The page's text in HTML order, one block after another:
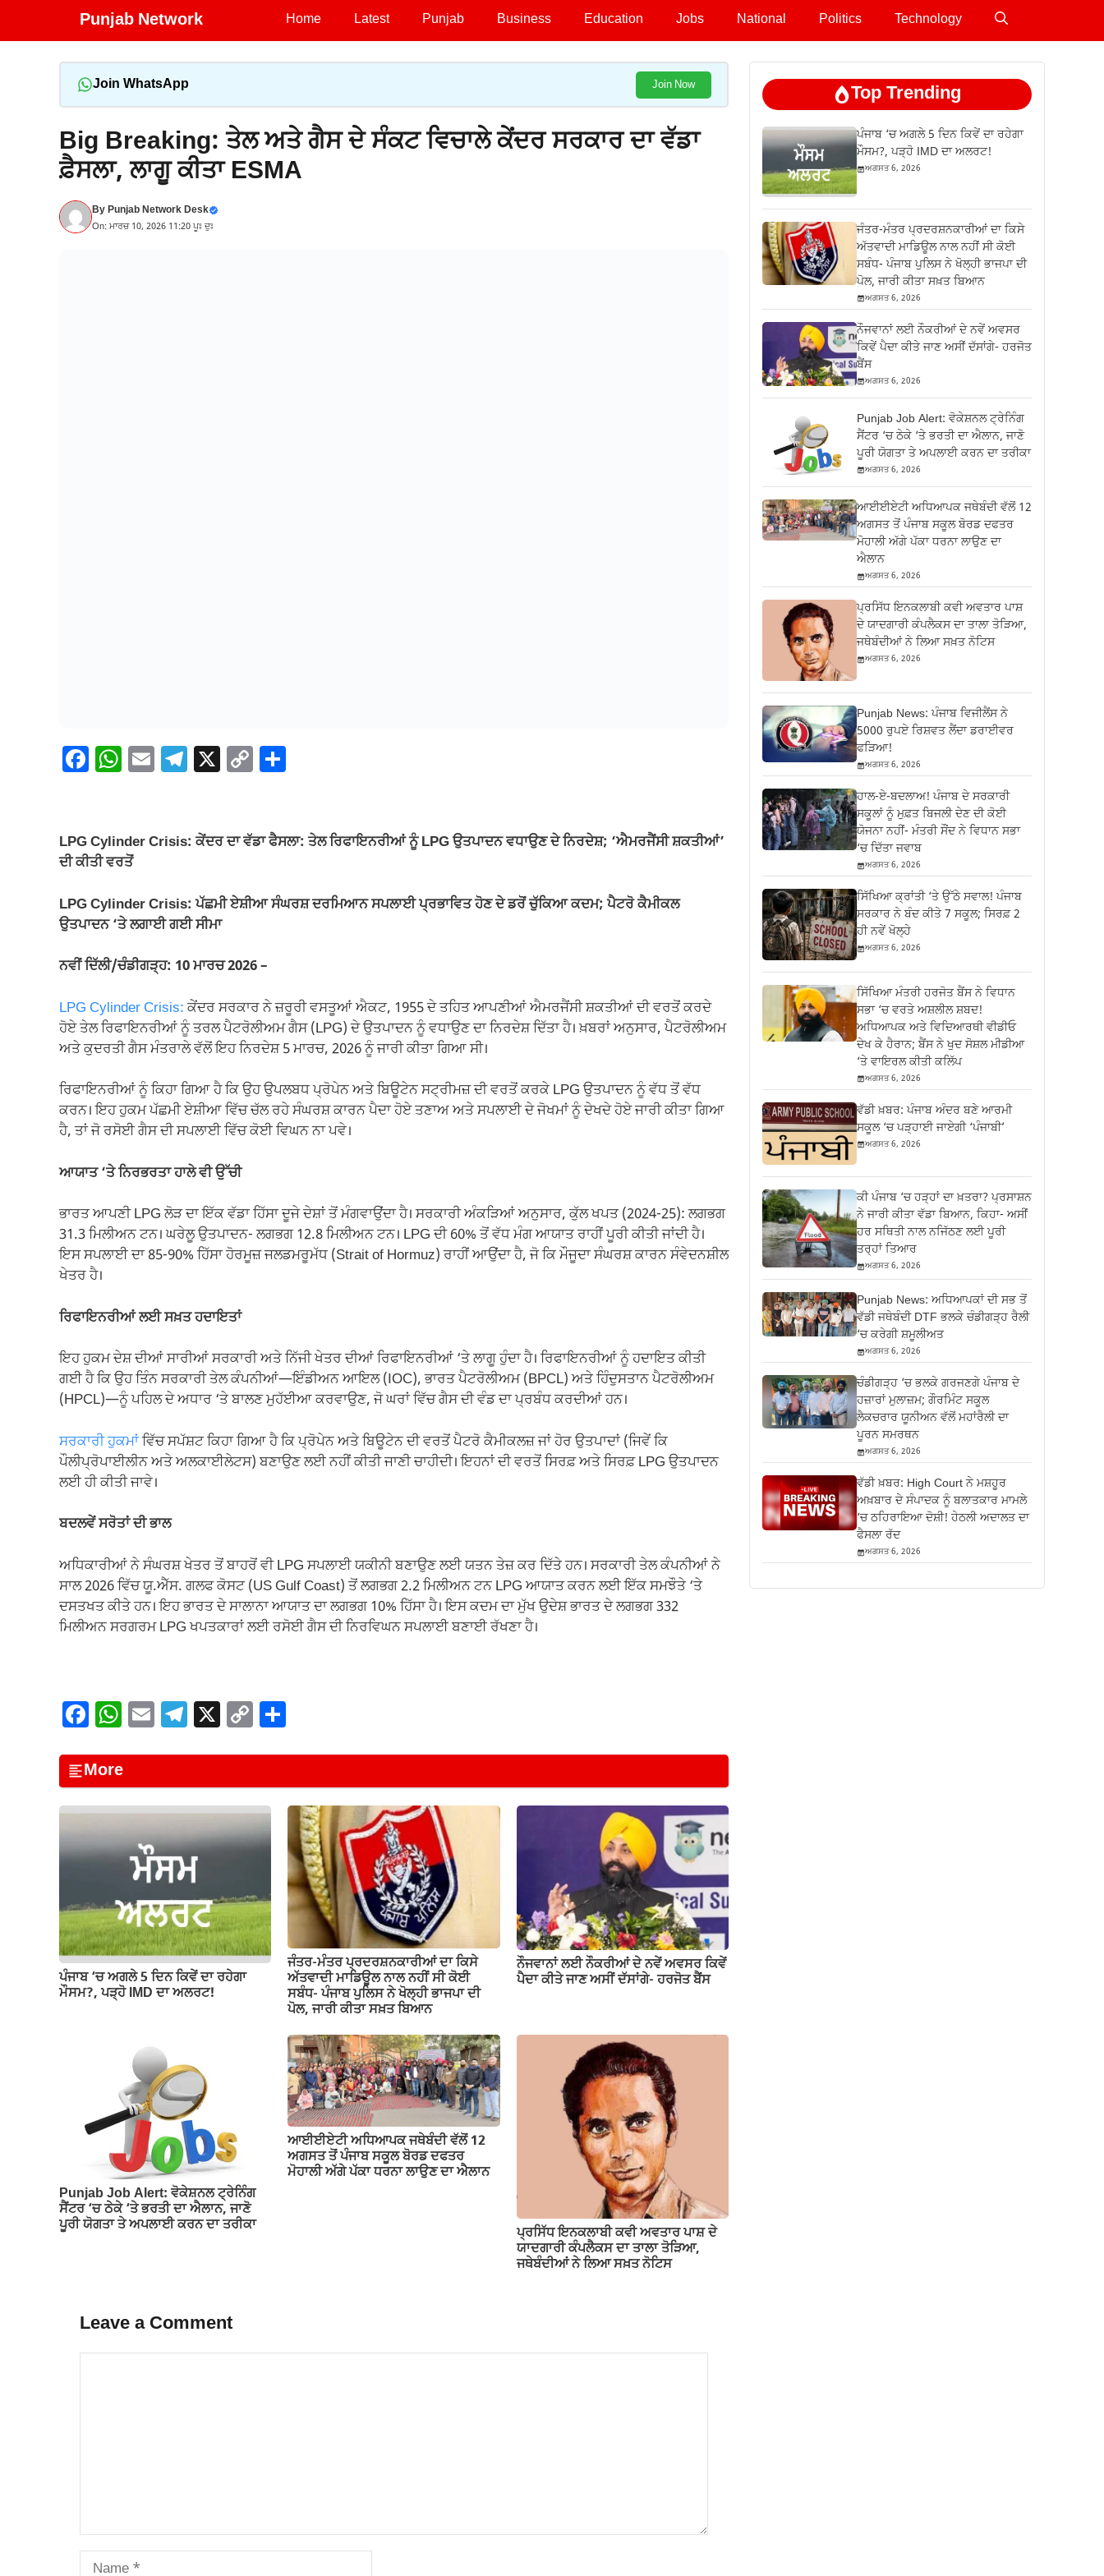
Punjab Network Home Latest Punjab Business Education Jobs National Politics Technology
Join WhatsApp Join Now
Big Breaking: ਤੇਲ ਅਤੇ ਗੈਸ ਦੇ ਸੰਕਟ ਵਿਚਾਲੇ ਕੇਂਦਰ ਸਰਕਾਰ ਦਾ ਵੱਡਾ
ਫ਼ੈਸਲਾ, ਲਾਗੂ ਕੀਤਾ ESMA
ByPunjab Network Desk
On: ਮਾਰਚ 10, 2026 11:20 ਪੂਃ ਦੁਃ
F
e
b
o
o
W
s
A
p
p
E T
gr
m
X C
y
n
k
e
LPG Cylinder Crisis: ਕੇਂਦਰ ਦਾ ਵੱਡਾ ਫੈਸਲਾ: ਤੇਲ ਰਿਫਾਇਨਰੀਆਂ ਨੂੰ LPG ਉਤਪਾਦਨ ਵਧਾਉਣ ਦੇ ਨਿਰਦੇਸ਼; ‘ਐਮਰਜੈਂਸੀ ਸ਼ਕਤੀਆਂ’
ਦੀ ਕੀਤੀ ਵਰਤੋਂ
LPG Cylinder Crisis: ਪੱਛਮੀ ਏਸ਼ੀਆ ਸੰਘਰਸ਼ ਦਰਮਿਆਨ ਸਪਲਾਈ ਪ੍ਰਭਾਵਿਤ ਹੋਣ ਦੇ ਡਰੋਂ ਚੁੱਕਿਆ ਕਦਮ; ਪੈਟਰੋ ਕੈਮੀਕਲ
ਉਤਪਾਦਨ ‘ਤੇ ਲਗਾਈ ਗਈ ਸੀਮਾ
ਨਵੀਂ ਦਿੱਲੀ/ਚੰਡੀਗੜ੍ਹ: 10 ਮਾਰਚ 2026 –
LPG Cylinder Crisis:ਕੇਂਦਰ ਸਰਕਾਰ ਨੇ ਜ਼ਰੂਰੀ ਵਸਤੂਆਂ ਐਕਟ, 1955 ਦੇ ਤਹਿਤ ਆਪਣੀਆਂ ਐਮਰਜੈਂਸੀ ਸ਼ਕਤੀਆਂ ਦੀ ਵਰਤੋਂ ਕਰਦੇ
ਹੋਏ ਤੇਲ ਰਿਫਾਇਨਰੀਆਂ ਨੂੰ ਤਰਲ ਪੈਟਰੋਲੀਅਮ ਗੈਸ (LPG) ਦੇ ਉਤਪਾਦਨ ਨੂੰ ਵਧਾਉਣ ਦਾ ਨਿਰਦੇਸ਼ ਦਿੱਤਾ ਹੈ। ਖ਼ਬਰਾਂ ਅਨੁਸਾਰ, ਪੈਟਰੋਲੀਅਮ
ਅਤੇ ਕੁਦਰਤੀ ਗੈਸ ਮੰਤਰਾਲੇ ਵੱਲੋਂ ਇਹ ਨਿਰਦੇਸ਼ 5 ਮਾਰਚ, 2026 ਨੂੰ ਜਾਰੀ ਕੀਤਾ ਗਿਆ ਸੀ।
ਰਿਫਾਇਨਰੀਆਂ ਨੂੰ ਕਿਹਾ ਗਿਆ ਹੈ ਕਿ ਉਹ ਉਪਲਬਧ ਪ੍ਰੋਪੇਨ ਅਤੇ ਬਿਊਟੇਨ ਸਟ੍ਰੀਮਜ਼ ਦੀ ਵਰਤੋਂ ਕਰਕੇ LPG ਉਤਪਾਦਨ ਨੂੰ ਵੱਧ ਤੋਂ ਵੱਧ
ਕਰਨ। ਇਹ ਹੁਕਮ ਪੱਛਮੀ ਏਸ਼ੀਆ ਵਿੱਚ ਚੱਲ ਰਹੇ ਸੰਘਰਸ਼ ਕਾਰਨ ਪੈਦਾ ਹੋਏ ਤਣਾਅ ਅਤੇ ਸਪਲਾਈ ਦੇ ਜੋਖਮਾਂ ਨੂੰ ਦੇਖਦੇ ਹੋਏ ਜਾਰੀ ਕੀਤਾ ਗਿਆ
ਹੈ, ਤਾਂ ਜੋ ਰਸੋਈ ਗੈਸ ਦੀ ਸਪਲਾਈ ਵਿੱਚ ਕੋਈ ਵਿਘਨ ਨਾ ਪਵੇ।
ਆਯਾਤ ‘ਤੇ ਨਿਰਭਰਤਾ ਹਾਲੇ ਵੀ ਉੱਚੀ
ਭਾਰਤ ਆਪਣੀ LPG ਲੋੜ ਦਾ ਇੱਕ ਵੱਡਾ ਹਿੱਸਾ ਦੂਜੇ ਦੇਸ਼ਾਂ ਤੋਂ ਮੰਗਵਾਉਂਦਾ ਹੈ। ਸਰਕਾਰੀ ਅੰਕੜਿਆਂ ਅਨੁਸਾਰ, ਕੁੱਲ ਖਪਤ (2024-25): ਲਗਭਗ
31.3 ਮਿਲੀਅਨ ਟਨ। ਘਰੇਲੂ ਉਤਪਾਦਨ- ਲਗਭਗ 12.8 ਮਿਲੀਅਨ ਟਨ। LPG ਦੀ 60% ਤੋਂ ਵੱਧ ਮੰਗ ਆਯਾਤ ਰਾਹੀਂ ਪੂਰੀ ਕੀਤੀ ਜਾਂਦੀ ਹੈ।
ਇਸ ਸਪਲਾਈ ਦਾ 85-90% ਹਿੱਸਾ ਹੋਰਮੂਜ਼ ਜਲਡਮਰੂਮੱਧ (Strait of Hormuz) ਰਾਹੀਂ ਆਉਂਦਾ ਹੈ, ਜੋ ਕਿ ਮੌਜੂਦਾ ਸੰਘਰਸ਼ ਕਾਰਨ ਸੰਵੇਦਨਸ਼ੀਲ
ਖੇਤਰ ਹੈ।
ਰਿਫਾਇਨਰੀਆਂ ਲਈ ਸਖ਼ਤ ਹਦਾਇਤਾਂ
ਇਹ ਹੁਕਮ ਦੇਸ਼ ਦੀਆਂ ਸਾਰੀਆਂ ਸਰਕਾਰੀ ਅਤੇ ਨਿੱਜੀ ਖੇਤਰ ਦੀਆਂ ਰਿਫਾਇਨਰੀਆਂ ‘ਤੇ ਲਾਗੂ ਹੁੰਦਾ ਹੈ। ਰਿਫਾਇਨਰੀਆਂ ਨੂੰ ਹਦਾਇਤ ਕੀਤੀ
ਗਈ ਹੈ ਕਿ ਉਹ ਤਿੰਨ ਸਰਕਾਰੀ ਤੇਲ ਕੰਪਨੀਆਂ—ਇੰਡੀਅਨ ਆਇਲ (IOC), ਭਾਰਤ ਪੈਟਰੋਲੀਅਮ (BPCL) ਅਤੇ ਹਿੰਦੁਸਤਾਨ ਪੈਟਰੋਲੀਅਮ
(HPCL)—ਨੂੰ ਪਹਿਲ ਦੇ ਅਧਾਰ ‘ਤੇ ਬਾਲਣ ਮੁਹੱਈਆ ਕਰਵਾਉਣ, ਜੋ ਘਰਾਂ ਵਿੱਚ ਗੈਸ ਦੀ ਵੰਡ ਦਾ ਪ੍ਰਬੰਧ ਕਰਦੀਆਂ ਹਨ।
ਸਰਕਾਰੀ ਹੁਕਮਾਂਵਿੱਚ ਸਪੱਸ਼ਟ ਕਿਹਾ ਗਿਆ ਹੈ ਕਿ ਪ੍ਰੋਪੇਨ ਅਤੇ ਬਿਊਟੇਨ ਦੀ ਵਰਤੋਂ ਪੈਟਰੋ ਕੈਮੀਕਲਜ਼ ਜਾਂ ਹੋਰ ਉਤਪਾਦਾਂ (ਜਿਵੇਂ ਕਿ
ਪੌਲੀਪ੍ਰੋਪਾਈਲੀਨ ਅਤੇ ਅਲਕਾਈਲੇਟਸ) ਬਣਾਉਣ ਲਈ ਨਹੀਂ ਕੀਤੀ ਜਾਣੀ ਚਾਹੀਦੀ। ਇਹਨਾਂ ਦੀ ਵਰਤੋਂ ਸਿਰਫ਼ ਅਤੇ ਸਿਰਫ਼ LPG ਉਤਪਾਦਨ
ਲਈ ਹੀ ਕੀਤੀ ਜਾਵੇ।
ਬਦਲਵੇਂ ਸਰੋਤਾਂ ਦੀ ਭਾਲ
ਅਧਿਕਾਰੀਆਂ ਨੇ ਸੰਘਰਸ਼ ਖੇਤਰ ਤੋਂ ਬਾਹਰੋਂ ਵੀ LPG ਸਪਲਾਈ ਯਕੀਨੀ ਬਣਾਉਣ ਲਈ ਯਤਨ ਤੇਜ਼ ਕਰ ਦਿੱਤੇ ਹਨ। ਸਰਕਾਰੀ ਤੇਲ ਕੰਪਨੀਆਂ ਨੇ
ਸਾਲ 2026 ਵਿੱਚ ਯੂ.ਐੱਸ. ਗਲਫ ਕੋਸਟ (US Gulf Coast) ਤੋਂ ਲਗਭਗ 2.2 ਮਿਲੀਅਨ ਟਨ LPG ਆਯਾਤ ਕਰਨ ਲਈ ਇੱਕ ਸਮਝੌਤੇ ‘ਤੇ
ਦਸਤਖਤ ਕੀਤੇ ਹਨ। ਇਹ ਭਾਰਤ ਦੇ ਸਾਲਾਨਾ ਆਯਾਤ ਦਾ ਲਗਭਗ 10% ਹਿੱਸਾ ਹੈ। ਇਸ ਕਦਮ ਦਾ ਮੁੱਖ ਉਦੇਸ਼ ਭਾਰਤ ਦੇ ਲਗਭਗ 332
ਮਿਲੀਅਨ ਸਰਗਰਮ LPG ਖਪਤਕਾਰਾਂ ਲਈ ਰਸੋਈ ਗੈਸ ਦੀ ਨਿਰਵਿਘਨ ਸਪਲਾਈ ਬਣਾਈ ਰੱਖਣਾ ਹੈ।
F
c
e
b
o
k
W
at
s
A
p
p
E T
gr
a
m
X C
y
Li
n
e
More
ਪੰਜਾਬ ‘ਚ ਅਗਲੇ 5 ਦਿਨ ਕਿਵੇਂ ਦਾ ਰਹੇਗਾ
ਮੌਸਮ?, ਪੜ੍ਹੋ IMD ਦਾ ਅਲਰਟ!
ਜੰਤਰ-ਮੰਤਰ ਪ੍ਰਦਰਸ਼ਨਕਾਰੀਆਂ ਦਾ ਕਿਸੇ
ਅੱਤਵਾਦੀ ਮਾਡਿਊਲ ਨਾਲ ਨਹੀਂ ਸੀ ਕੋਈ
ਸਬੰਧ- ਪੰਜਾਬ ਪੁਲਿਸ ਨੇ ਖੋਲ੍ਹੀ ਭਾਜਪਾ ਦੀ
ਪੋਲ, ਜਾਰੀ ਕੀਤਾ ਸਖ਼ਤ ਬਿਆਨ
ਨੌਜਵਾਨਾਂ ਲਈ ਨੌਕਰੀਆਂ ਦੇ ਨਵੇਂ ਅਵਸਰ ਕਿਵੇਂ
ਪੈਦਾ ਕੀਤੇ ਜਾਣ ਅਸੀਂ ਦੱਸਾਂਗੇ- ਹਰਜੋਤ ਬੈਂਸ
Punjab Job Alert: ਵੋਕੇਸ਼ਨਲ ਟ੍ਰੇਨਿੰਗ
ਸੈਂਟਰ ‘ਚ ਠੇਕੇ ‘ਤੇ ਭਰਤੀ ਦਾ ਐਲਾਨ, ਜਾਣੋ
ਪੂਰੀ ਯੋਗਤਾ ਤੇ ਅਪਲਾਈ ਕਰਨ ਦਾ ਤਰੀਕਾ
ਆਈਈਏਟੀ ਅਧਿਆਪਕ ਜਥੇਬੰਦੀ ਵੱਲੋਂ 12
ਅਗਸਤ ਤੋਂ ਪੰਜਾਬ ਸਕੂਲ ਬੋਰਡ ਦਫਤਰ
ਮੋਹਾਲੀ ਅੱਗੇ ਪੱਕਾ ਧਰਨਾ ਲਾਉਣ ਦਾ ਐਲਾਨ
ਪ੍ਰਸਿੱਧ ਇਨਕਲਾਬੀ ਕਵੀ ਅਵਤਾਰ ਪਾਸ਼ ਦੇ
ਯਾਦਗਾਰੀ ਕੰਪਲੈਕਸ ਦਾ ਤਾਲਾ ਤੋੜਿਆ,
ਜਥੇਬੰਦੀਆਂ ਨੇ ਲਿਆ ਸਖ਼ਤ ਨੋਟਿਸ
Leave a Comment
Name
Top Trending
ਪੰਜਾਬ ‘ਚ ਅਗਲੇ 5 ਦਿਨ ਕਿਵੇਂ ਦਾ ਰਹੇਗਾ
ਮੌਸਮ?, ਪੜ੍ਹੋ IMD ਦਾ ਅਲਰਟ!
ਅਗਸਤ 6, 2026
ਜੰਤਰ-ਮੰਤਰ ਪ੍ਰਦਰਸ਼ਨਕਾਰੀਆਂ ਦਾ ਕਿਸੇ
ਅੱਤਵਾਦੀ ਮਾਡਿਊਲ ਨਾਲ ਨਹੀਂ ਸੀ ਕੋਈ
ਸਬੰਧ- ਪੰਜਾਬ ਪੁਲਿਸ ਨੇ ਖੋਲ੍ਹੀ ਭਾਜਪਾ ਦੀ
ਪੋਲ, ਜਾਰੀ ਕੀਤਾ ਸਖ਼ਤ ਬਿਆਨ
ਅਗਸਤ 6, 2026
ਨੌਜਵਾਨਾਂ ਲਈ ਨੌਕਰੀਆਂ ਦੇ ਨਵੇਂ ਅਵਸਰ
ਕਿਵੇਂ ਪੈਦਾ ਕੀਤੇ ਜਾਣ ਅਸੀਂ ਦੱਸਾਂਗੇ- ਹਰਜੋਤ
ਬੈਂਸ
ਅਗਸਤ 6, 2026
Punjab Job Alert: ਵੋਕੇਸ਼ਨਲ ਟ੍ਰੇਨਿੰਗ
ਸੈਂਟਰ ‘ਚ ਠੇਕੇ ‘ਤੇ ਭਰਤੀ ਦਾ ਐਲਾਨ, ਜਾਣੋ
ਪੂਰੀ ਯੋਗਤਾ ਤੇ ਅਪਲਾਈ ਕਰਨ ਦਾ ਤਰੀਕਾ
ਅਗਸਤ 6, 2026
ਆਈਈਏਟੀ ਅਧਿਆਪਕ ਜਥੇਬੰਦੀ ਵੱਲੋਂ 12
ਅਗਸਤ ਤੋਂ ਪੰਜਾਬ ਸਕੂਲ ਬੋਰਡ ਦਫਤਰ
ਮੋਹਾਲੀ ਅੱਗੇ ਪੱਕਾ ਧਰਨਾ ਲਾਉਣ ਦਾ
ਐਲਾਨ
ਅਗਸਤ 6, 2026
ਪ੍ਰਸਿੱਧ ਇਨਕਲਾਬੀ ਕਵੀ ਅਵਤਾਰ ਪਾਸ਼
ਦੇ ਯਾਦਗਾਰੀ ਕੰਪਲੈਕਸ ਦਾ ਤਾਲਾ ਤੋੜਿਆ,
ਜਥੇਬੰਦੀਆਂ ਨੇ ਲਿਆ ਸਖ਼ਤ ਨੋਟਿਸ
ਅਗਸਤ 6, 2026
Punjab News: ਪੰਜਾਬ ਵਿਜੀਲੈਂਸ ਨੇ
5000 ਰੁਪਏ ਰਿਸ਼ਵਤ ਲੈਂਦਾ ਡਰਾਈਵਰ
ਫੜਿਆ!
ਅਗਸਤ 6, 2026
ਹਾਲ-ਏ-ਬਦਲਾਅ! ਪੰਜਾਬ ਦੇ ਸਰਕਾਰੀ
ਸਕੂਲਾਂ ਨੂੰ ਮੁਫ਼ਤ ਬਿਜਲੀ ਦੇਣ ਦੀ ਕੋਈ
ਯੋਜਨਾ ਨਹੀਂ- ਮੰਤਰੀ ਸੌਂਦ ਨੇ ਵਿਧਾਨ ਸਭਾ
‘ਚ ਦਿੱਤਾ ਜਵਾਬ
ਅਗਸਤ 6, 2026
ਸਿੱਖਿਆ ਕ੍ਰਾਂਤੀ ‘ਤੇ ਉੱਠੇ ਸਵਾਲ! ਪੰਜਾਬ
ਸਰਕਾਰ ਨੇ ਬੰਦ ਕੀਤੇ 7 ਸਕੂਲ; ਸਿਰਫ਼ 2
ਹੀ ਨਵੇਂ ਖੋਲ੍ਹੇ
ਅਗਸਤ 6, 2026
ਸਿੱਖਿਆ ਮੰਤਰੀ ਹਰਜੋਤ ਬੈਂਸ ਨੇ ਵਿਧਾਨ
ਸਭਾ ‘ਚ ਵਰਤੇ ਅਸ਼ਲੀਲ ਸ਼ਬਦ!
ਅਧਿਆਪਕ ਅਤੇ ਵਿਦਿਆਰਥੀ ਵੀਡੀਓ
ਦੇਖ ਕੇ ਹੈਰਾਨ; ਬੈਂਸ ਨੇ ਖੁਦ ਸੋਸ਼ਲ ਮੀਡੀਆ
‘ਤੇ ਵਾਇਰਲ ਕੀਤੀ ਕਲਿੱਪ
ਅਗਸਤ 6, 2026
ਵੱਡੀ ਖ਼ਬਰ: ਪੰਜਾਬ ਅੰਦਰ ਬਣੇ ਆਰਮੀ
ਸਕੂਲ ‘ਚ ਪੜ੍ਹਾਈ ਜਾਏਗੀ ‘ਪੰਜਾਬੀ’
ਅਗਸਤ 6, 2026
ਕੀ ਪੰਜਾਬ ‘ਚ ਹੜ੍ਹਾਂ ਦਾ ਖ਼ਤਰਾ? ਪ੍ਰਸਾਸ਼ਨ
ਨੇ ਜਾਰੀ ਕੀਤਾ ਵੱਡਾ ਬਿਆਨ, ਕਿਹਾ- ਅਸੀਂ
ਹਰ ਸਥਿਤੀ ਨਾਲ ਨਜਿੱਠਣ ਲਈ ਪੂਰੀ
ਤਰ੍ਹਾਂ ਤਿਆਰ
ਅਗਸਤ 6, 2026
Punjab News: ਅਧਿਆਪਕਾਂ ਦੀ ਸਭ ਤੋਂ
ਵੱਡੀ ਜਥੇਬੰਦੀ DTF ਭਲਕੇ ਚੰਡੀਗੜ੍ਹ ਰੈਲੀ
‘ਚ ਕਰੇਗੀ ਸ਼ਮੂਲੀਅਤ
ਅਗਸਤ 6, 2026
ਚੰਡੀਗੜ੍ਹ ‘ਚ ਭਲਕੇ ਗਰਜਣਗੇ ਪੰਜਾਬ ਦੇ
ਹਜ਼ਾਰਾਂ ਮੁਲਾਜ਼ਮ; ਗੌਰਮਿੰਟ ਸਕੂਲ
ਲੈਕਚਰਾਰ ਯੂਨੀਅਨ ਵੱਲੋਂ ਮਹਾਂਰੈਲੀ ਦਾ
ਪੂਰਨ ਸਮਰਥਨ
ਅਗਸਤ 6, 2026
ਵੱਡੀ ਖ਼ਬਰ: High Court ਨੇ ਮਸ਼ਹੂਰ
ਅਖ਼ਬਾਰ ਦੇ ਸੰਪਾਦਕ ਨੂੰ ਬਲਾਤਕਾਰ ਮਾਮਲੇ
‘ਚ ਠਹਿਰਾਇਆ ਦੋਸ਼ੀ! ਹੇਠਲੀ ਅਦਾਲਤ ਦਾ
ਫੈਸਲਾ ਰੱਦ
ਅਗਸਤ 6, 2026